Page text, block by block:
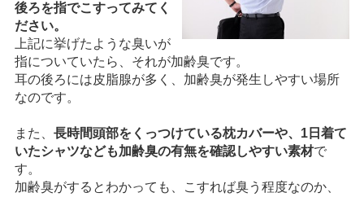
後ろを指でこすってみてく
ださい。
上記に挙げたような臭いが
指についていたら、それが加齢臭です。
耳の後ろには皮脂腺が多く、加齢臭が発生しやすい場所
なのです。
また、 長時間頭部をくっつけている枕カバーや、1日着て
いたシャツなども加齢臭の有無を確認しやすい素材で
す。
加齢臭がするとわかっても、こすれば臭う程度なのか、